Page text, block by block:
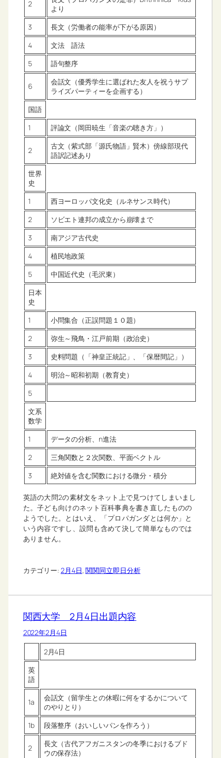
2
より
3
長文（労働者の能率が下がる原因）
4
文法 語法
5
語句整序
6
会話文（優秀学生に選ばれた友人を祝うサプ
ライズパーティーを企画する）
国語
1
評論文（岡田暁生「音楽の聴き方」）
2
古文（紫式部「源氏物語」賢木）傍線部現代
語訳記述あり
世界
史
1
西ヨーロッパ文化史（ルネサンス時代）
2
ソビエト連邦の成立から崩壊まで
3
南アジア古代史
4
植民地政策
5
中国近代史（毛沢東）
日本
史
1
小問集合（正誤問題１０題）
2
弥生～飛鳥・江戸前期（政治史）
3
史料問題（「神皇正統記」、「保暦間記」）
4
明治～昭和初期（教育史）
5
文系
数学
1
データの分析、n進法
2
三角関数と２次関数、平面ベクトル
3
絶対値を含む関数における微分・積分
英語の大問2の素材文をネット上で見つけてしまいまし
た。子ども向けのネット百科事典を書き直したものの
ようでした。とはいえ、「プロパガンダとは何か」と
いう内容ですし、設問も含めて決して簡単なものでは
ありません。
カテゴリー: 2月4日, 関関同立即日分析
関西大学 2月4日出題内容
2022年2月4日
2月4日
英
語
1a
会話文（留学生との休暇に何をするかについて
のやりとり）
1b
段落整序（おいしいパンを作ろう）
2
長文（古代アフガニスタンの冬季におけるブド
ウの保存法）